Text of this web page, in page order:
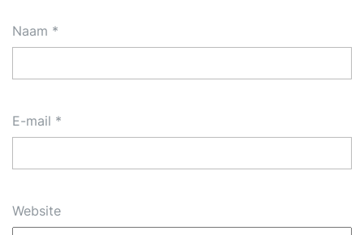
Naam *
E-mail *
Website